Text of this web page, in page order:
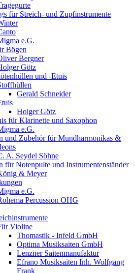
für Streich- und Zupfinstrumente
e.G.
Bögen
Bergner
Götz
und -Etuis
Gerald Schneider
Holger Götz
für Klarinette und Saxophon
e.G.
und Zubehör für Mundharmonikas &
A. Seydel Söhne
für Notenpulte und Instrumentenständer
& Meyer
e.G.
Percussion OHG
Violine
Thomastik - Infeld GmbH
Optima Musiksaiten GmbH
Lenzner Saitenmanufaktur
Efrano Musiksaiten Inh. Wolfgang
Frank